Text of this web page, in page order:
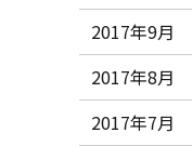
2017年9月
2017年8月
2017年7月